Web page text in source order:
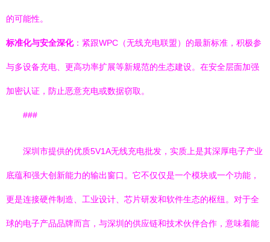
的可能性。
标准化与安全深化：紧跟WPC（无线充电联盟）的最新标准，积极参
与多设备充电、更高功率扩展等新规范的生态建设。在安全层面加强
加密认证，防止恶意充电或数据窃取。
###
深圳市提供的优质5V1A无线充电批发，实质上是其深厚电子产业
底蕴和强大创新能力的输出窗口。它不仅仅是一个模块或一个功能，
更是连接硬件制造、工业设计、芯片研发和软件生态的枢纽。对于全
球的电子产品品牌而言，与深圳的供应链和技术伙伴合作，意味着能